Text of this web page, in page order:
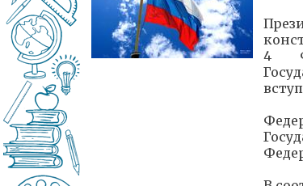
4